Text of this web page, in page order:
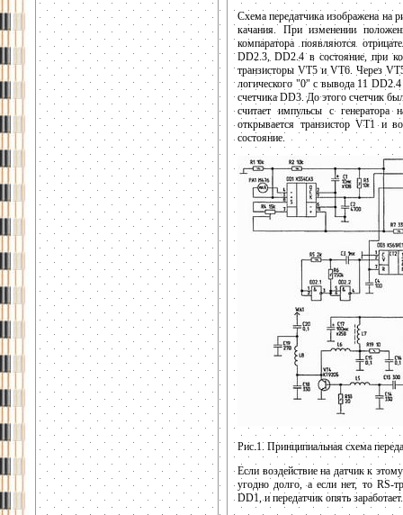
Схема передатчика изображена на
качания. При изменении
компаратора появляются
DD2.3, DD2.4 в состояние, при
транзисторы VT5 и VT6. Через
логического "0" с вывода 11
счетчика DD3. До этого счетчик
считает импульсы с
открывается транзистор VT1 и
состояние.
Рис.1. Принципиальная схема
Если воздействие на датчик к
угодно долго, а если нет, то RS-
DD1, и передатчик опять заработает.